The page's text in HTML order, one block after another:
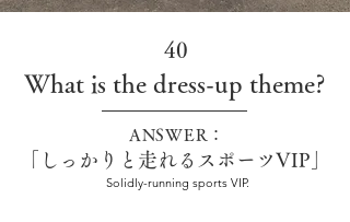
40
What is the dress-up theme?
ANSWER：
「しっかりと走れるスポーツVIP」
Solidly-running sports VIP.